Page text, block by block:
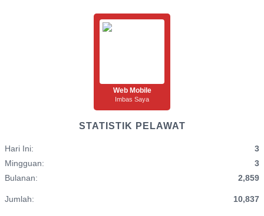
Web Mobile
Imbas Saya
STATISTIK PELAWAT
Hari Ini:
3
Mingguan:
3
Bulanan:
2,859
Jumlah: 10,837